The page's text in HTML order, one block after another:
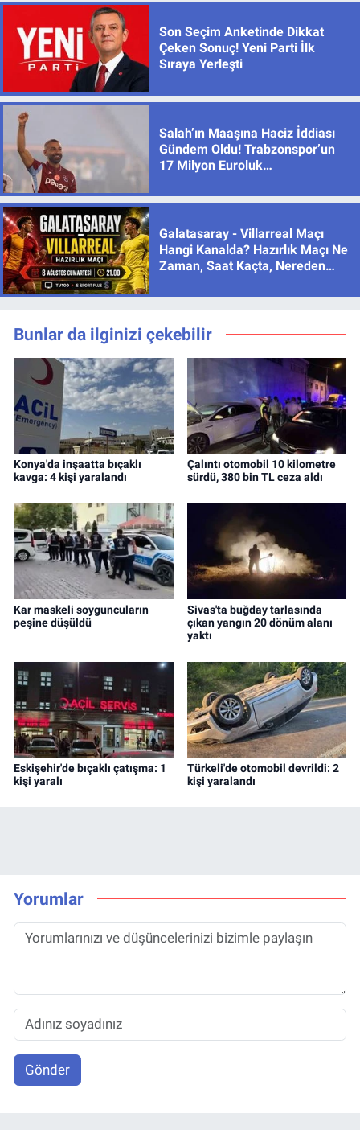
Son Seçim Anketinde Dikkat
Çeken Sonuç! Yeni Parti İlk
Sıraya Yerleşti
Salah’ın Maaşına Haciz İddiası
Gündem Oldu! Trabzonspor’un
17 Milyon Euroluk
Galatasaray - Villarreal Maçı
Hangi Kanalda? Hazırlık Maçı Ne
Zaman, Saat Kaçta, Nereden
Bunlar da ilginizi çekebilir
Konya'da inşaatta bıçaklı
kavga: 4 kişi yaralandı
Çalıntı otomobil 10 kilometre
sürdü, 380 bin TL ceza aldı
Kar maskeli soyguncuların
peşine düşüldü
Sivas'ta buğday tarlasında
çıkan yangın 20 dönüm alanı
yaktı
Eskişehir'de bıçaklı çatışma: 1
kişi yaralı
Türkeli'de otomobil devrildi: 2
kişi yaralandı
Yorumlar
Gönder